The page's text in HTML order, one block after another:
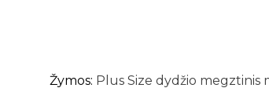
Žymos: Plus Size dydžio